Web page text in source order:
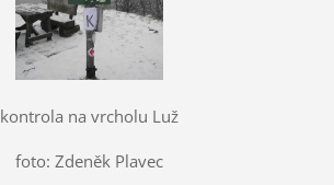
kontrola na vrcholu Luž
foto: Zdeněk Plavec